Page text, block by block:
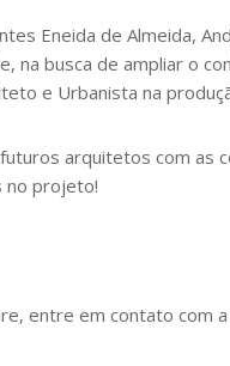
Eneida de Almeida,
na busca de ampliar o
e Urbanista na
arquitetos com as
no projeto!
entre em contato com